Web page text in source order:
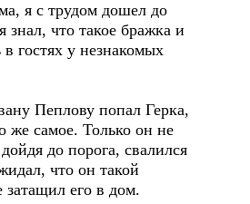
я с трудом дошел до
знал, что такое бражка и
гостях у незнакомых
Пеплову попал Герка,
же самое. Только он не
до порога, свалился
что он такой
его в дом.